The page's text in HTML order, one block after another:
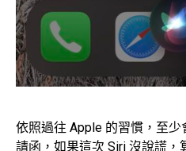
依照過往 Apple 的習慣，至
請函，如果這次 Siri 沒說謊，